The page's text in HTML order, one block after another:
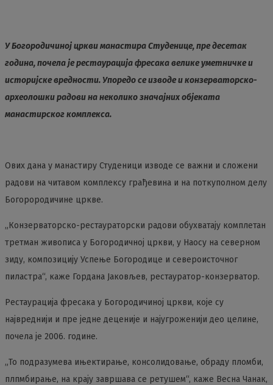
У Богородичиној цркви манастира Студенице, пре десетак
година, почела је рестаурација фресака велике уметничке и
историјске вредности. Упоредо се изводе и конзерваторско-
археолошки радови на неколико значајних објеката
манастирског комплекса.
Ових дана у манастиру Студеници изводе се важни и сложени
радови на читавом комплексу грађевина и на поткуполном делу
Богорородичине цркве.
„Конзерваторско-рестаураторски радови обухватају комплетан
третман живописа у Богородичној цркви, у Наосу на северном
зиду, композицију Успење Богородице и североисточног
пиластра“, каже Гордана Јаковљев, рестауратор-конзерватор.
Рестаурација фресака у Богородичиној цркви, које су
највреднији и пре једне деценије и најугроженији део целине,
почела је 2006. године.
„То подразумева ињектирање, консолидовање, обраду пломби,
плпмбирање, на крају завршава се ретушем“, каже Весна Чанак,